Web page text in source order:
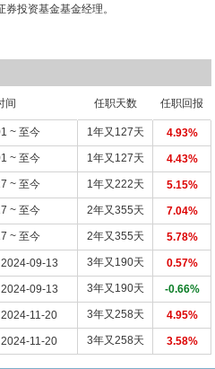
投资基金基金经理。
间 任职天数 任职回报
~ 至今 1年又127天 4.93%
~ 至今 1年又127天 4.43%
~ 至今 1年又222天 5.15%
~ 至今 2年又355天 7.04%
~ 至今 2年又355天 5.78%
09-13 3年又190天 0.57%
09-13 3年又190天 -0.66%
11-20 3年又258天 4.95%
11-20 3年又258天 3.58%